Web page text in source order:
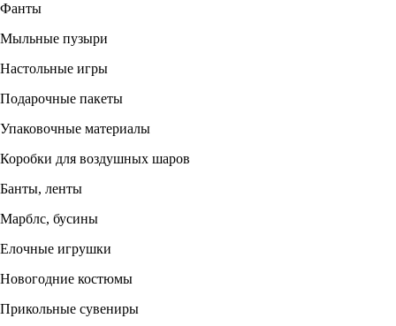
Фанты
Мыльные пузыри
Настольные игры
Подарочные пакеты
Упаковочные материалы
Коробки для воздушных шаров
Банты, ленты
Марблс, бусины
Елочные игрушки
Новогодние костюмы
Прикольные сувениры